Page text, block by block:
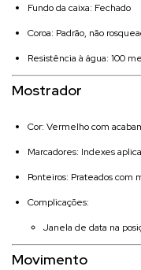
Fundo da caixa: Fechado
Coroa: Padrão, não
Resistência à água: 100
Mostrador
Cor: Vermelho com
Marcadores: Indexes
Ponteiros: Prateados
Complicações:
Janela de data na
Movimento